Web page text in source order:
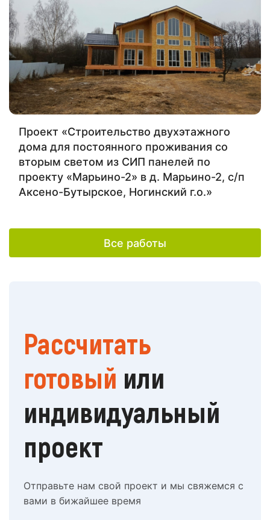
Проект «Строительство двухэтажного
дома для постоянного проживания со
вторым светом из СИП панелей по
проекту «Марьино-2» в д. Марьино-2, с/п
Аксено-Бутырское, Ногинский г.о.»
Все работы
Рассчитать
готовый или
индивидуальный
проект
Отправьте нам свой проект и мы свяжемся с
вами в бижайшее время